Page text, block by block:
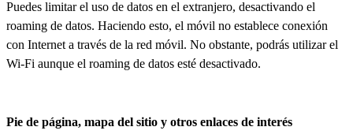
Puedes limitar el uso de datos en el extranjero, desactivando el
roaming de datos. Haciendo esto, el móvil no establece conexión
con Internet a través de la red móvil. No obstante, podrás utilizar el
Wi-Fi aunque el roaming de datos esté desactivado.
Pie de página, mapa del sitio y otros enlaces de interés